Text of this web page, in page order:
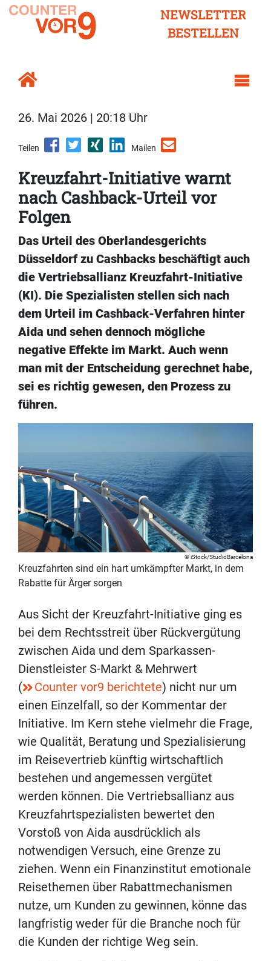
NEWSLETTER
BESTELLEN
26. Mai 2026 | 20:18 Uhr
Teilen Mailen
Kreuzfahrt-Initiative warnt
nach Cashback-Urteil vor
Folgen
Das Urteil des Oberlandesgerichts
Düsseldorf zu Cashbacks beschäftigt auch
die Vertriebsallianz Kreuzfahrt-Initiative
(KI). Die Spezialisten stellen sich nach
dem Urteil im Cashback-Verfahren hinter
Aida und sehen dennoch mögliche
negative Effekte im Markt. Auch wenn
man mit der Entscheidung gerechnet habe,
sei es richtig gewesen, den Prozess zu
führen.
iStock/StudioBarcelona
Kreuzfahrten sind ein hart umkämpfter Markt, in dem
Rabatte für Ärger sorgen
Aus Sicht der Kreuzfahrt-Initiative ging es
bei dem Rechtsstreit über Rückvergütung
zwischen Aida und dem Sparkassen-
Dienstleister S-Markt & Mehrwert
(
Counter vor9 berichtete) nicht nur um
einen Einzelfall, so der Kommentar der
Initiative. Im Kern stehe vielmehr die Frage,
wie Qualität, Beratung und Spezialisierung
im Reisevertrieb künftig wirtschaftlich
bestehen und angemessen vergütet
werden können. Die Vertriebsallianz aus
Kreuzfahrtspezialisten bewertet den
Vorstoß von Aida ausdrücklich als
notwendigen Versuch, eine Grenze zu
ziehen. Wenn ein Finanzinstitut emotionale
Reisethemen über Rabattmechanismen
nutze, um Kunden zu gewinnen, könne das
langfristig weder für die Branche noch für
die Kunden der richtige Weg sein.